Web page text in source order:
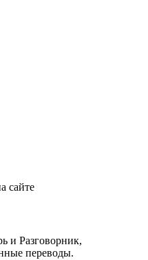
сайте
и Разговорник,
переводы.